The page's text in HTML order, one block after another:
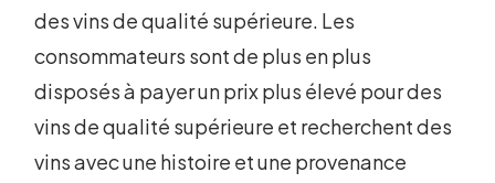
des vins de qualité supérieure. Les
consommateurs sont de plus en plus
disposés à payer un prix plus élevé pour des
vins de qualité supérieure et recherchent des
vins avec une histoire et une provenance